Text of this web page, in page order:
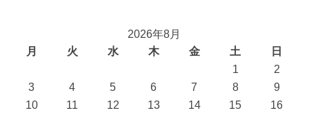
2026年8月
月
火 水 木 金 土 日
1
2
3
4 5 6 7 8
9
10
11 12 13 14 15
16